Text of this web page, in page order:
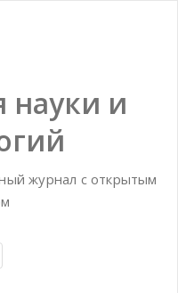
науки и
журнал с открытым